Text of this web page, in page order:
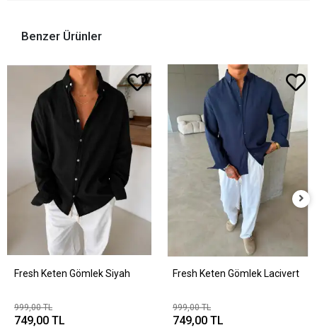
Benzer Ürünler
Fresh Keten Gömlek Siyah
999,00 TL
749,00 TL
Fresh Keten Gömlek Lacivert
999,00 TL
749,00 TL